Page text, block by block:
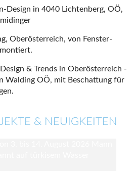
& NEUIGKEITEN